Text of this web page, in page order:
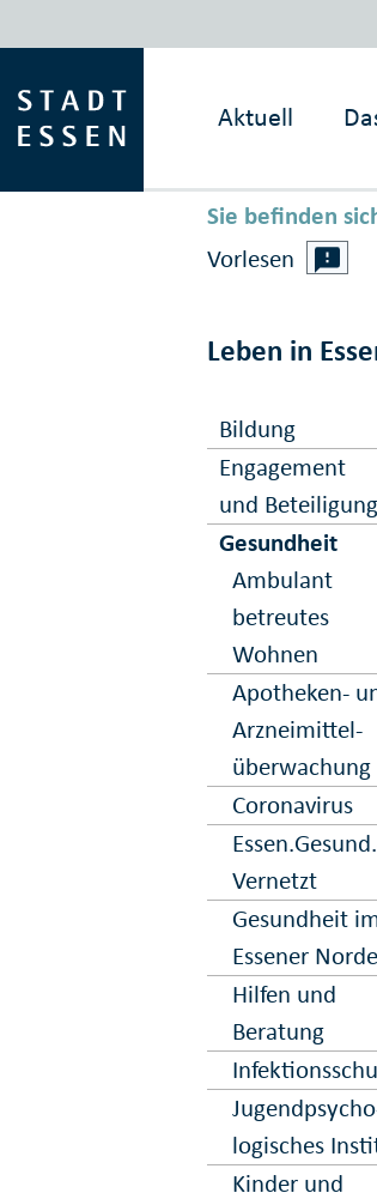
Aktuell
Sie befinden
Vorlesen
Leben in
Bildung
Engagement
und Beteiligung
Gesundheit
Ambulant
betreutes
Wohnen
Apo­theken-
Arznei­mittel­
über­wachung
Corona­virus
Vernetzt
Gesundheit
Essener
Hilfen und
Beratung
logisches
Kinder und